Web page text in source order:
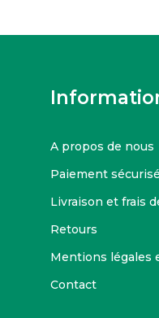
A propos de nous
Paiement sécurisé
Livraison et frais
Retours
Mentions légales
Contact